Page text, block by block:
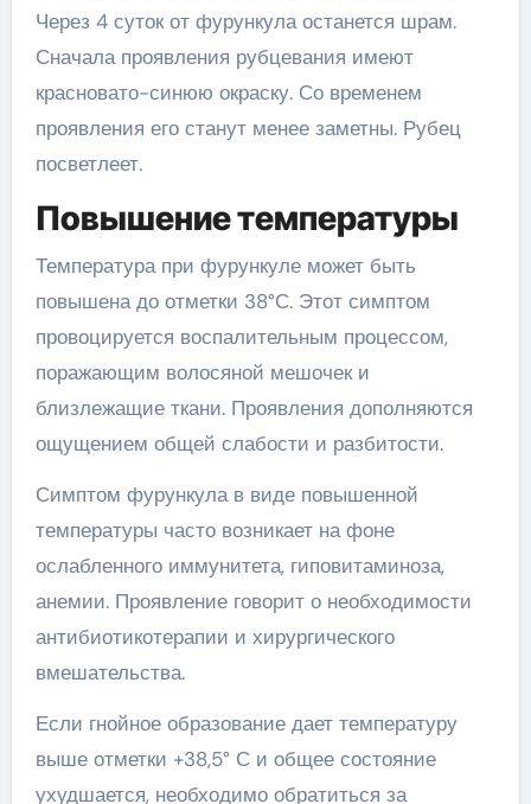
Через 4 суток от фурункула останется шрам.
Сначала проявления рубцевания имеют
красновато-синюю окраску. Со временем
проявления его станут менее заметны. Рубец
посветлеет.
Повышение температуры
Температура при фурункуле может быть
повышена до отметки 38°С. Этот симптом
провоцируется воспалительным процессом,
поражающим волосяной мешочек и
близлежащие ткани. Проявления дополняются
ощущением общей слабости и разбитости.
Симптом фурункула в виде повышенной
температуры часто возникает на фоне
ослабленного иммунитета, гиповитаминоза,
анемии. Проявление говорит о необходимости
антибиотикотерапии и хирургического
вмешательства.
Если гнойное образование дает температуру
выше отметки +38,5° С и общее состояние
ухудшается, необходимо обратиться за